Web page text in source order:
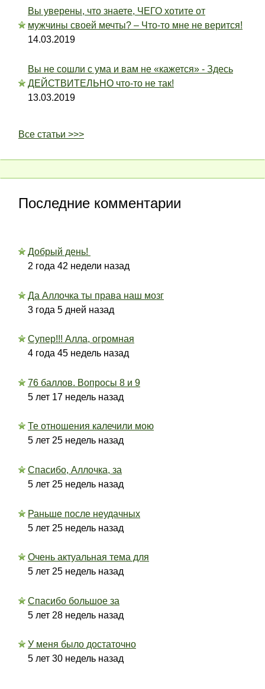
Вы уверены, что знаете, ЧЕГО хотите от
мужчины своей мечты? – Что-то мне не верится!
14.03.2019
Вы не сошли с ума и вам не «кажется» - Здесь
ДЕЙСТВИТЕЛЬНО что-то не так!
13.03.2019
Все статьи >>>
Последние комментарии
Добрый день!
2 года 42 недели назад
Да Аллочка ты права наш мозг
3 года 5 дней назад
Супер!!! Алла, огромная
4 года 45 недель назад
76 баллов. Вопросы 8 и 9
5 лет 17 недель назад
Те отношения калечили мою
5 лет 25 недель назад
Спасибо, Аллочка, за
5 лет 25 недель назад
Раньше после неудачных
5 лет 25 недель назад
Очень актуальная тема для
5 лет 25 недель назад
Спасибо большое за
5 лет 28 недель назад
У меня было достаточно
5 лет 30 недель назад